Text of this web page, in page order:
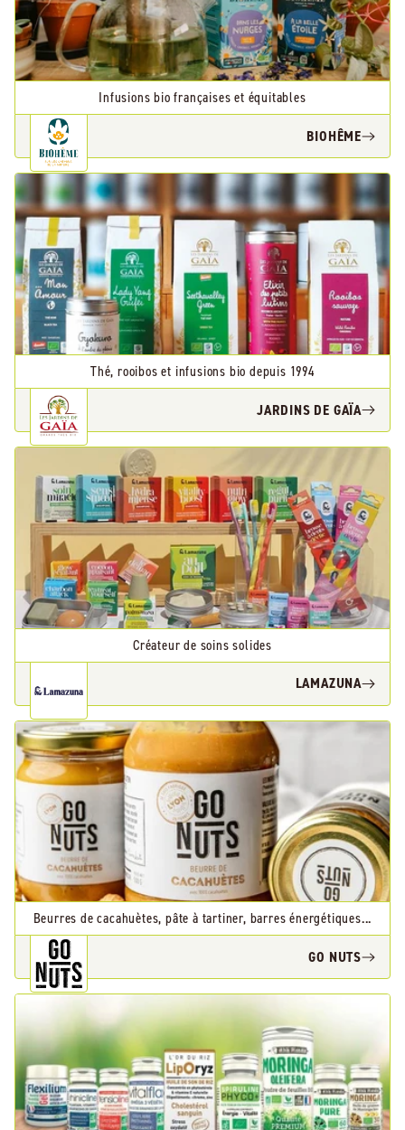
Infusions bio françaises et équitables
BIOHÊME
Thé, rooibos et infusions bio depuis 1994
JARDINS DE GAÏA
Créateur de soins solides
LAMAZUNA
Beurres de cacahuètes, pâte à tartiner, barres énergétiques...
GO NUTS